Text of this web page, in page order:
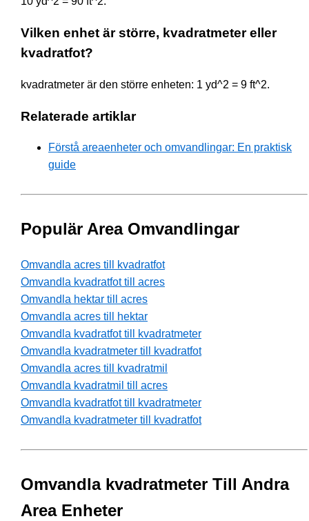
Vilken enhet är större, kvadratmeter eller
kvadratfot?
kvadratmeter är den större enheten: 1 yd^2 = 9 ft^2.
Relaterade artiklar
Förstå areaenheter och omvandlingar: En praktisk
guide
Populär Area Omvandlingar
Omvandla acres till kvadratfot
Omvandla kvadratfot till acres
Omvandla hektar till acres
Omvandla acres till hektar
Omvandla kvadratfot till kvadratmeter
Omvandla kvadratmeter till kvadratfot
Omvandla acres till kvadratmil
Omvandla kvadratmil till acres
Omvandla kvadratfot till kvadratmeter
Omvandla kvadratmeter till kvadratfot
Omvandla kvadratmeter Till Andra
Area Enheter